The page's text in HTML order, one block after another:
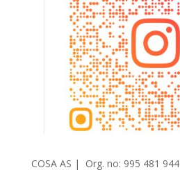
COSA AS | Org. no: 995 481 944